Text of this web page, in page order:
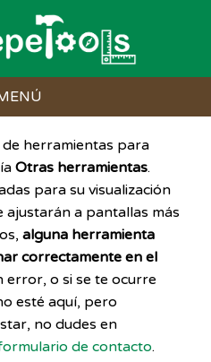
de herramientas para
Otras herramientas.
para su visualización
a pantallas más
alguna herramienta
correctamente en el
error, o si se te ocurre
esté aquí, pero
no dudes en
de contacto.